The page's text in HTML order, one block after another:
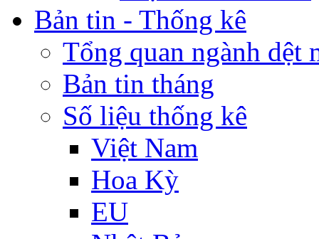
Bản tin - Thống kê
Tổng quan ngành dệt
Bản tin tháng
Số liệu thống kê
Việt Nam
Hoa Kỳ
EU